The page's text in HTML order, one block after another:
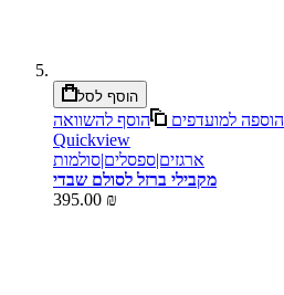
הוסף לסל
הוספה למועדפים
הוסף להשוואה
Quickview
ארגזים|ספסלים|סולמות
מקבילי ברזל לסולם שבדי
395.00 ₪